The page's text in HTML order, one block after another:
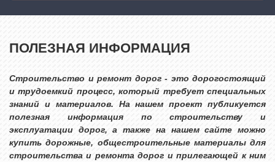
ПОЛЕЗНАЯ ИНФОРМАЦИЯ
Строительство и ремонт дорог - это дорогостоящий
и трудоемкий процесс, который требует специальных
знаний и материалов. На нашем проект публикуется
полезная информация по строительству и
эксплуатации дорог, а также на нашем сайте можно
купить дорожные, общестроительные материалы для
строительства и ремонта дорог и прилегающей к ним